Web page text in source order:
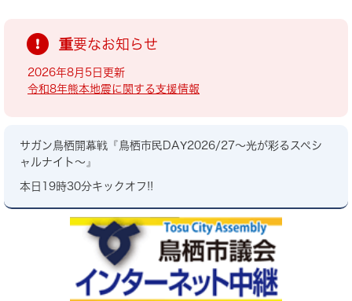
重要なお知らせ
2026年8月5日更新
令和8年熊本地震に関する支援情報
サガン鳥栖開幕戦『鳥栖市民DAY2026/27～光が彩るスペシ
ャルナイト～』
本日19時30分キックオフ!!